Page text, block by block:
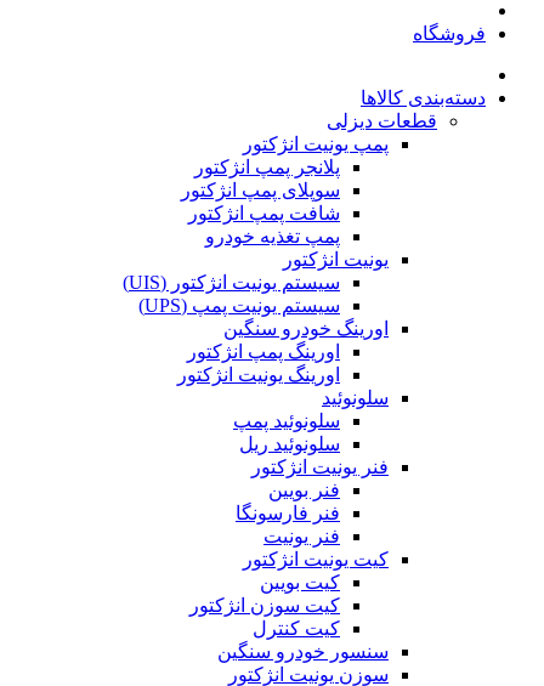
فروشگاه
دسته‌بندی کالاها
قطعات دیزلی
پمپ یونیت انژکتور
پلانجر پمپ انژکتور
سوپلای پمپ انژکتور
شافت پمپ انژکتور
پمپ تغذیه خودرو
یونیت انژکتور
سیستم یونیت انژکتور (UIS)
سیستم یونیت پمپ (UPS)
اورینگ خودرو سنگین
اورینگ پمپ انژکتور
اورینگ یونیت انژکتور
سلونوئید
سلونوئید پمپ
سلونوئید ریل
فنر یونیت انژکتور
فنر بویین
فنر فارسونگا
فنر یونیت
کیت یونیت انژکتور
کیت بویین
کیت سوزن انژکتور
کیت کنترل
سنسور خودرو سنگین
سوزن یونیت انژکتور